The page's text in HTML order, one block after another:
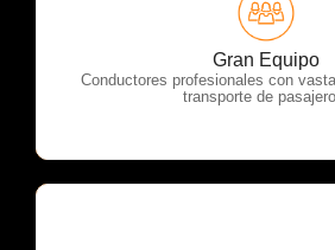
Gran Equipo
Conductores profesionales con
transporte de
OTP Servicios